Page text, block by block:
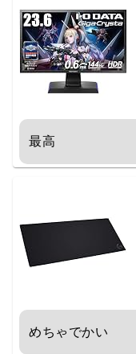
最高
めちゃでかい